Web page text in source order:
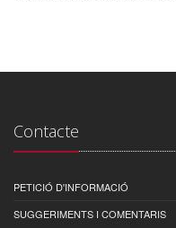
Contacte
PETICIÓ D'INFORMACIÓ
SUGGERIMENTS I COMENTARIS